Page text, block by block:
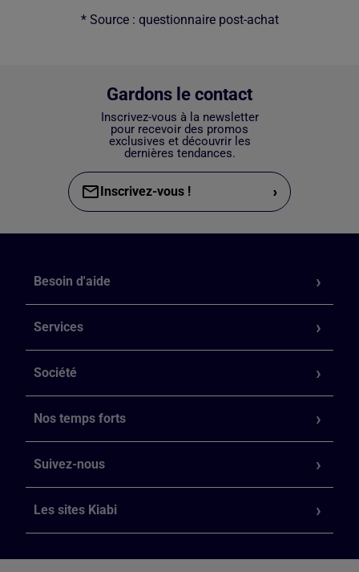
* Source : questionnaire post-achat
Gardons le contact
Inscrivez-vous à la newsletter
pour recevoir des promos
exclusives et découvrir les
dernières tendances.
Inscrivez-vous ! ›
Besoin d'aide
Services
Société
Nos temps forts
Suivez-nous
Les sites Kiabi